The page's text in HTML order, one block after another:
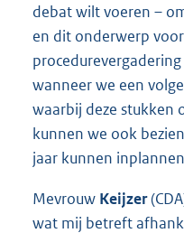
debat wilt voeren –
en dit onderwerp
wanneer we een
waarbij deze stukken
kunnen we ook
jaar kunnen
Mevrouw Keijzer
wat mij betreft